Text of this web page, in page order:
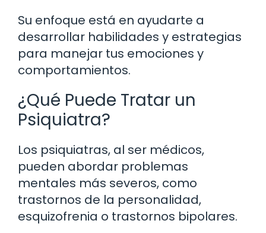
Su enfoque está en ayudarte a
desarrollar habilidades y estrategias
para manejar tus emociones y
comportamientos.
¿Qué Puede Tratar un
Psiquiatra?
Los psiquiatras, al ser médicos,
pueden abordar problemas
mentales más severos, como
trastornos de la personalidad,
esquizofrenia o trastornos bipolares.